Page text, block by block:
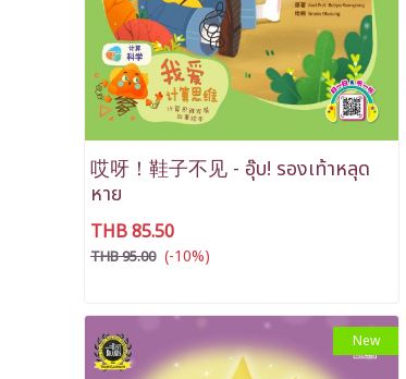
哎呀！鞋子不见 - อุ๊บ! รองเท้าหลุด
หาย
THB 85.50
THB 95.00 (-10%)
New